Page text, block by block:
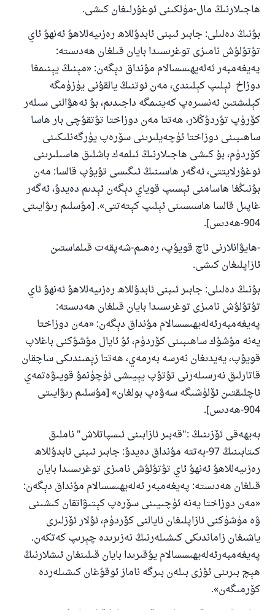
ھاجىلارنىڭ مال-مۈلكىنى ئوغۇرلىغان كىشى.
بۇنىڭ دەلىلى: جابىر ئىبنى ئابدۇللاھ رەزىيەللاھۇ ئەنھۇ ئاي
تۇتۇلۇش نامىزى توغرىسىدا بايان قىلغان ھەدىستە:
پەيغەمبەر ئەلەيھىسسالام مۇنداق دېگەن: «مېنىڭ يېنىمغا
دوزاخ ئېلىپ كېلىندى، مەن ئوتنىڭ يالقۇنى يۈزۈمگە
كېلىشتىن ئەنسىرەپ كەينىمگە داجىدىم، بۇ ئەھۋالنى سىلەر
كۆرۈپ تۇردۇڭلار، ھەتتا مەن دوزاختا تۇتقۇچى بار ھاسا
ساھىبىنى دوزاختا ئۈچەيلىرىنى سۆرەپ يۈرگەنلىكىنى
كۆردۈم، بۇ كىشى ھاجىلارنىڭ ئىلمەك باشلىق ھاسىلىرىنى
ئوغۇرلايتتى، ئەگەر ھاسىنىڭ ئىگىسى تۇيۇپ قالسا: مەن
بۇنىڭغا ھاسامنى ئېسىپ قوياي دېگەن ئېدىم دەيدۇ، ئەگەر
غاپىل قالسا ھاسىسىنى ئېلىپ كېتەتتى». [مۇسلىم رىۋايىتى
904-ھەدىس].
-ھايۋانلارنى ئاچ قويۇپ، رەھىم-شەپقەت قىلماستىن
ئازاپلىغان كىشى.
بۇنىڭ دەلىلى: جابىر ئىبنى ئابدۇللاھ رەزىيەللاھۇ ئەنھۇ ئاي
تۇتۇلۇش نامىزى توغرىسىدا بايان قىلغان ھەدىستە:
پەيغەمبەرئەلەيھىسسالام مۇنداق دېگەن: «مەن دوزاختا
يەنە مۇشۇك ساھىبىنى كۆردۈم، ئۇ ئايال مۇشۇكنى باغلاپ
قويۇپ، يەيدىغان نەرسە بەرمەي، ھەتتا زېمىندىكى ساچقان
قاتارلىق نەرسىلەرنى تۇتۇپ يېيىشى ئۈچۈنمۇ قويىۋەتمەي
ئاچلىقتىن ئۆلۈشىگە سەۋەپ بولغان» [مۇسلىم رىۋايىتى
904-ھەدىس].
بەيھەقى ئۆزىنىڭ :"قەبىر ئازابىنى ئىسپاتلاش" ناملىق
كىتابىنىڭ 97-بەتتە مۇنداق دەيدۇ: جابىر ئىبنى ئابدۇللاھ
رەزىيەللاھۇ ئەنھۇ ئاي تۇتۇلۇش نامىزى توغرىسىدا بايان
قىلغان ھەدىستە: پەيغەمبەر ئەلەيھىسسالام مۇنداق دېگەن:
«مەن دوزاختا يەنە ئۈچىيىنى سۆرەپ كېتىۋاتقان كىشىنى
ۋە مۈشۈكنى ئازاپلىغان ئايالنى كۆردۈم، ئۇلار ئۆزلىرى
ياشىغان زاماندىكى كىشىلەرنىڭ نەزىرىدە چېرىپ كەتكەن.
پەيغەمبەرئەلەيھىسسالام يۇقىرىدا بايان قىلىنغان ئىشلارنىڭ
ھېچ بىرىنى ئۆزى بىلەن بىرگە ناماز ئوقۇغان كىشىلەردە
كۆرمىگەن».